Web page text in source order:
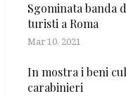
Sgominata banda
turisti a Roma
Mar 10, 2021
In mostra i beni
carabinieri